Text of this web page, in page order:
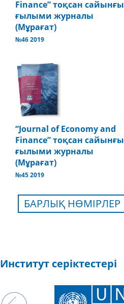
Finance” тоқсан сайынғы
ғылыми журналы
(Мұрағат)
№46 2019
“Journal of Economy and
Finance” тоқсан сайынғы
ғылыми журналы
(Мұрағат)
№45 2019
БАРЛЫҚ НӨМІРЛЕР
Институт серіктестері